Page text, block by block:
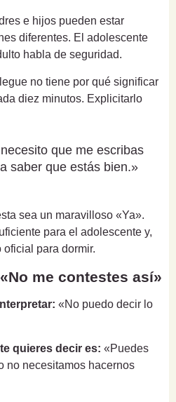
e hijos pueden estar
diferentes. El adolescente
habla de seguridad.
no tiene por qué significar
diez minutos. Explicitarlo
que me escribas
saber que estás bien.»
sea un maravilloso «Ya».
para el adolescente y,
oficial para dormir.
me contestes así»
«No puedo decir lo
quieres decir es: «Puedes
no necesitamos hacernos